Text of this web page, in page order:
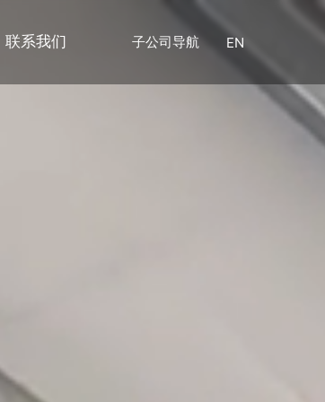
联系我们 子公司导航 EN